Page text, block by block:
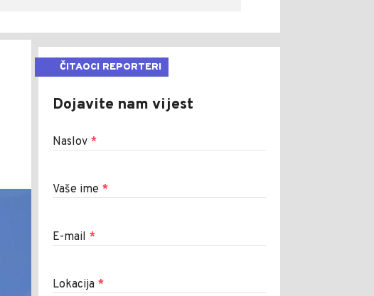
ČITAOCI REPORTERI
Dojavite nam vijest
Naslov *
Vaše ime *
E-mail *
Lokacija *